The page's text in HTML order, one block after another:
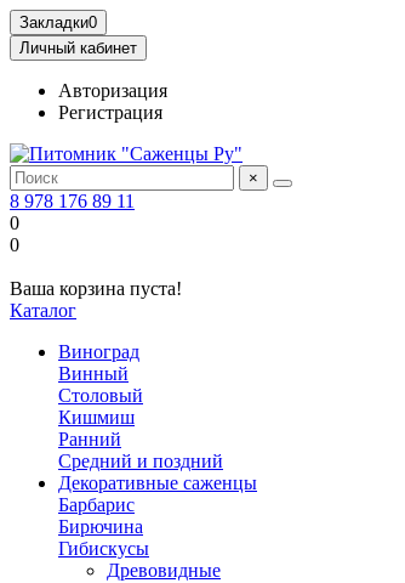
Закладки0
Личный кабинет
Авторизация
Регистрация
×
8 978 176 89 11
0
0
Ваша корзина пуста!
Каталог
Виноград
Винный
Столовый
Кишмиш
Ранний
Средний и поздний
Декоративные саженцы
Барбарис
Бирючина
Гибискусы
Древовидные